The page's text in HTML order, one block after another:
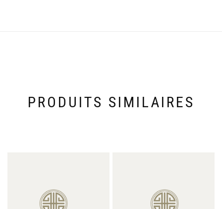
PRODUITS SIMILAIRES